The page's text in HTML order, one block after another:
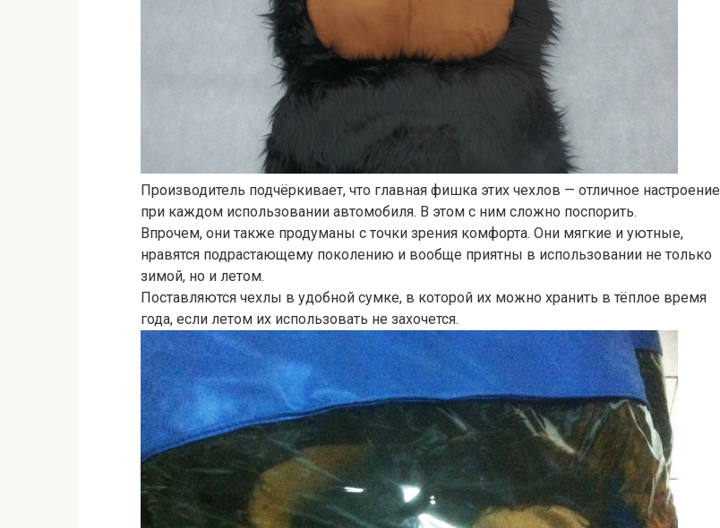
Производитель подчёркивает, что главная фишка этих чехлов — отличное настроение
при каждом использовании автомобиля. В этом с ним сложно поспорить.
Впрочем, они также продуманы с точки зрения комфорта. Они мягкие и уютные,
нравятся подрастающему поколению и вообще приятны в использовании не только
зимой, но и летом.
Поставляются чехлы в удобной сумке, в которой их можно хранить в тёплое время
года, если летом их использовать не захочется.